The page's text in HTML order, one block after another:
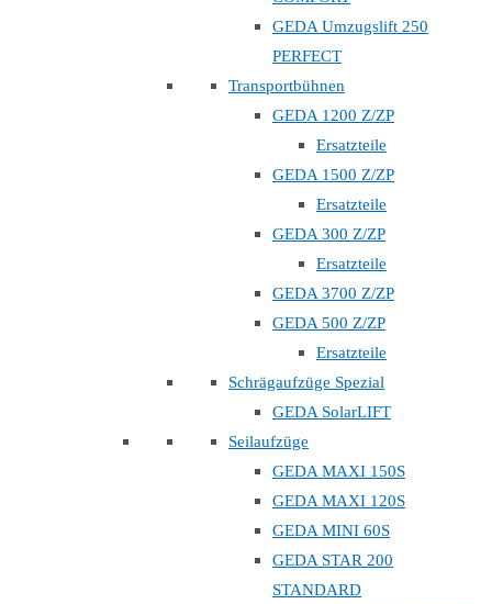
GEDA Umzugslift 250
PERFECT
Transportbühnen
GEDA 1200 Z/ZP
Ersatzteile
GEDA 1500 Z/ZP
Ersatzteile
GEDA 300 Z/ZP
Ersatzteile
GEDA 3700 Z/ZP
GEDA 500 Z/ZP
Ersatzteile
Schrägaufzüge Spezial
GEDA SolarLIFT
Seilaufzüge
GEDA MAXI 150S
GEDA MAXI 120S
GEDA MINI 60S
GEDA STAR 200
STANDARD